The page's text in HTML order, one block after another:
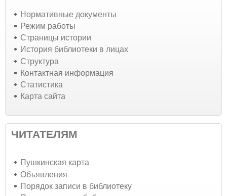
Нормативные документы
Режим работы
Страницы истории
История библиотеки в лицах
Структура
Контактная информация
Статистика
Карта сайта
ЧИТАТЕЛЯМ
Пушкинская карта
Объявления
Порядок записи в библиотеку